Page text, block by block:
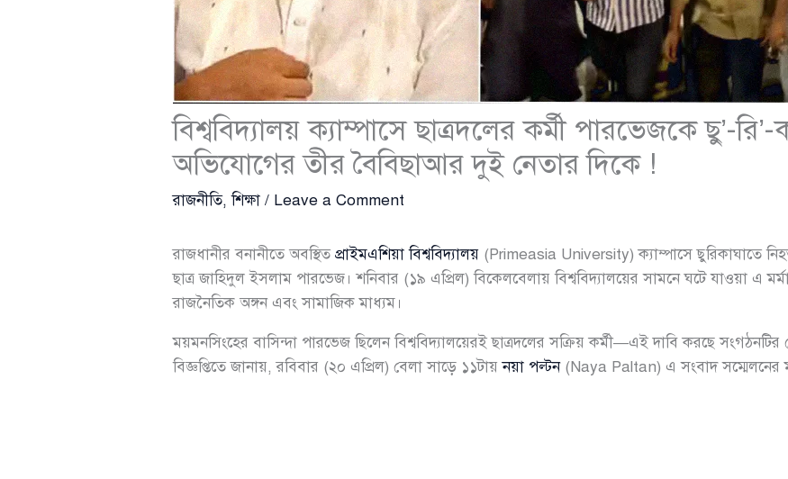
বিশ্ববিদ্যালয় ক্যাম্পাসে ছাত্রদলের কর্মী পারভেজকে ছু’-রি’-
অভিযোগের তীর বৈবিছাআর দুই নেতার দিকে !
রাজনীতি,শিক্ষা / Leave a Comment
রাজধানীর বনানীতে অবস্থিত প্রাইমএশিয়া বিশ্ববিদ্যালয় (Primeasia University) ক্যাম্পাসে ছুরিকাঘাতে নিহত
ছাত্র জাহিদুল ইসলাম পারভেজ। শনিবার (১৯ এপ্রিল) বিকেলবেলায় বিশ্ববিদ্যালয়ের সামনে ঘটে যাওয়া এ
রাজনৈতিক অঙ্গন এবং সামাজিক মাধ্যম।
ময়মনসিংহের বাসিন্দা পারভেজ ছিলেন বিশ্ববিদ্যালয়েরই ছাত্রদলের সক্রিয় কর্মী—এই দাবি করছে
বিজ্ঞপ্তিতে জানায়, রবিবার (২০ এপ্রিল) বেলা সাড়ে ১১টায়নয়া পল্টন(Naya Paltan) এ সংবাদ সম্মেলনের